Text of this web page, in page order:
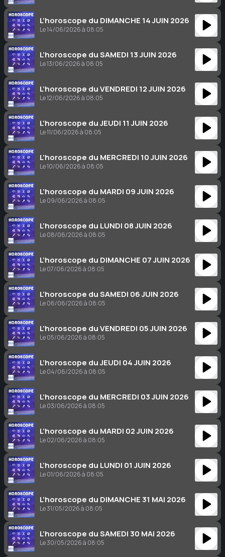
L’horoscope du DIMANCHE 14 JUIN 2026
Le 14/06/2026 à 08:05
L’horoscope du SAMEDI 13 JUIN 2026
Le 13/06/2026 à 08:05
L’horoscope du VENDREDI 12 JUIN 2026
Le 12/06/2026 à 08:05
L’horoscope du JEUDI 11 JUIN 2026
Le 11/06/2026 à 08:05
L’horoscope du MERCREDI 10 JUIN 2026
Le 10/06/2026 à 08:05
L’horoscope du MARDI 09 JUIN 2026
Le 09/06/2026 à 08:05
L’horoscope du LUNDI 08 JUIN 2026
Le 08/06/2026 à 08:05
L’horoscope du DIMANCHE 07 JUIN 2026
Le 07/06/2026 à 08:05
L’horoscope du SAMEDI 06 JUIN 2026
Le 06/06/2026 à 08:05
L’horoscope du VENDREDI 05 JUIN 2026
Le 05/06/2026 à 08:05
L’horoscope du JEUDI 04 JUIN 2026
Le 04/06/2026 à 08:05
L’horoscope du MERCREDI 03 JUIN 2026
Le 03/06/2026 à 08:05
L’horoscope du MARDI 02 JUIN 2026
Le 02/06/2026 à 08:05
L’horoscope du LUNDI 01 JUIN 2026
Le 01/06/2026 à 08:05
L’horoscope du DIMANCHE 31 MAI 2026
Le 31/05/2026 à 08:05
L’horoscope du SAMEDI 30 MAI 2026
Le 30/05/2026 à 08:05